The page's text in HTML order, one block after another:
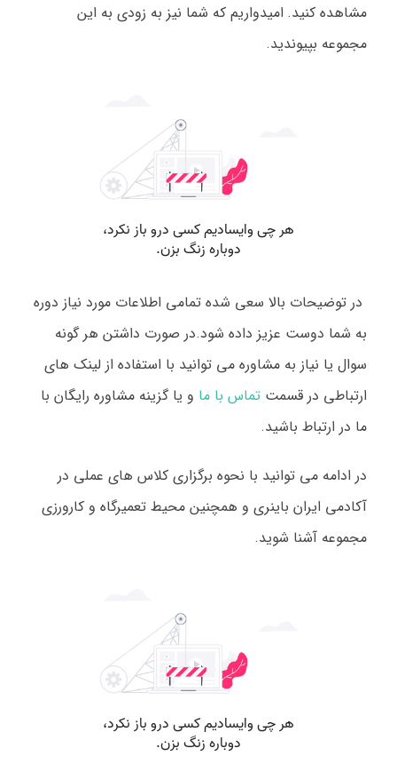
مشاهده کنید. امیدواریم که شما نیز به زودی به این
مجموعه بپیوندید.
در توضیحات بالا سعی شده تمامی اطلاعات مورد نیاز دوره
به شما دوست عزیز داده شود.در صورت داشتن هر گونه
سوال یا نیاز به مشاوره می توانید با استفاده از لینک های
ارتباطی در قسمتتماس با ما و یا گزینه مشاوره رایگان با
ما در ارتباط باشید.
در ادامه می توانید با نحوه برگزاری کلاس های عملی در
آکادمی ایران باینری و همچنین محیط تعمیرگاه و کارورزی
مجموعه آشنا شوید.